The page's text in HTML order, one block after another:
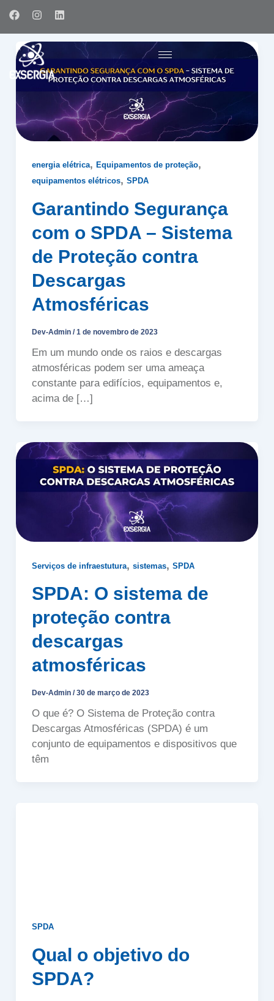
para
o
conteúdo
F
a
c
b
o
I
s
t
a
g
r
L
n
k
d
i
n
energia elétrica, Equipamentos de proteção,
equipamentos elétricos, SPDA
Garantindo Segurança
com o SPDA – Sistema
de Proteção contra
Descargas
Atmosféricas
Dev-Admin /1 de novembro de 2023
Em um mundo onde os raios e descargas
atmosféricas podem ser uma ameaça
constante para edifícios, equipamentos e,
acima de […]
Serviços de infraestutura, sistemas, SPDA
SPDA: O sistema de
proteção contra
descargas
atmosféricas
Dev-Admin /30 de março de 2023
O que é? O Sistema de Proteção contra
Descargas Atmosféricas (SPDA) é um
conjunto de equipamentos e dispositivos que
têm
SPDA
Qual o objetivo do
SPDA?